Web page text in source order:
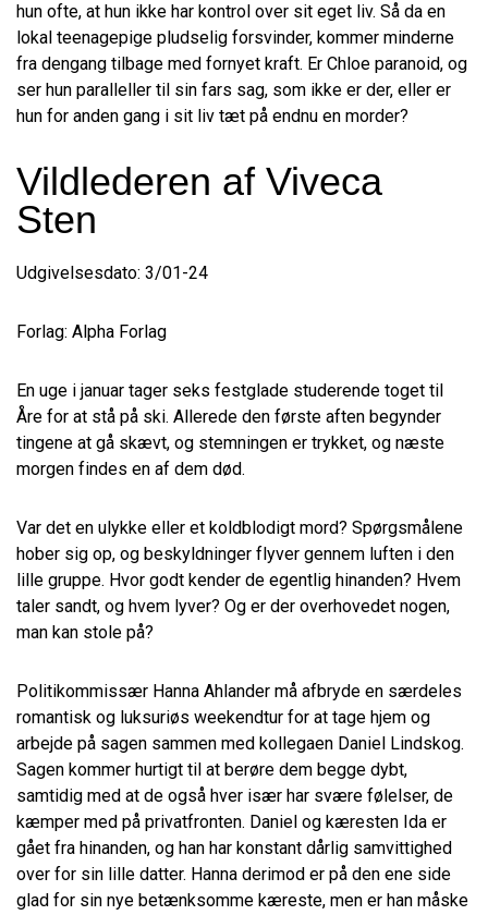
hun ofte, at hun ikke har kontrol over sit eget liv. Så da en
lokal teenagepige pludselig forsvinder, kommer minderne
fra dengang tilbage med fornyet kraft. Er Chloe paranoid, og
ser hun paralleller til sin fars sag, som ikke er der, eller er
hun for anden gang i sit liv tæt på endnu en morder?
Vildlederen af Viveca
Sten
Udgivelsesdato: 3/01-24
Forlag: Alpha Forlag
En uge i januar tager seks festglade studerende toget til
Åre for at stå på ski. Allerede den første aften begynder
tingene at gå skævt, og stemningen er trykket, og næste
morgen findes en af dem død.
Var det en ulykke eller et koldblodigt mord? Spørgsmålene
hober sig op, og beskyldninger flyver gennem luften i den
lille gruppe. Hvor godt kender de egentlig hinanden? Hvem
taler sandt, og hvem lyver? Og er der overhovedet nogen,
man kan stole på?
Politikommissær Hanna Ahlander må afbryde en særdeles
romantisk og luksuriøs weekendtur for at tage hjem og
arbejde på sagen sammen med kollegaen Daniel Lindskog.
Sagen kommer hurtigt til at berøre dem begge dybt,
samtidig med at de også hver især har svære følelser, de
kæmper med på privatfronten. Daniel og kæresten Ida er
gået fra hinanden, og han har konstant dårlig samvittighed
over for sin lille datter. Hanna derimod er på den ene side
glad for sin nye betænksomme kæreste, men er han måske